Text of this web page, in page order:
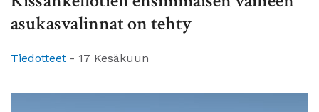
asukasvalinnat on tehty
Tiedotteet - 17 Kesäkuun